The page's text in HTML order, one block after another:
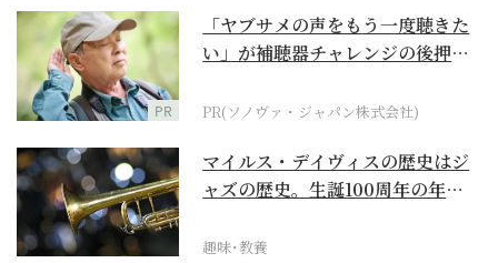
PR
「ヤブサメの声をもう一度聴きた
い」が補聴器チャレンジの後押し
PR(ソノヴァ・ジャパン株式会社)
マイルス・デイヴィスの歴史はジ
ャズの歴史。生誕100周年の年に
趣味･教養